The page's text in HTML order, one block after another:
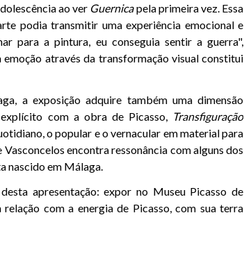
ao ver Guernicapela primeira vez. Essa
podia transmitir uma experiência emocional e
para a pintura, eu conseguia sentir a guerra",
através da transformação visual constitui
a exposição adquire também uma dimensão
com a obra de Picasso, Transfiguração
o popular e o vernacular em material para
encontra ressonância com alguns dos
nascido em Málaga.
apresentação: expor no Museu Picasso de
com a energia de Picasso, com sua terra